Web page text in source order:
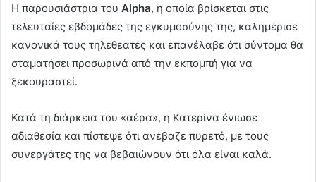
Η παρουσιάστρια του Alpha, η οποία βρίσκεται στις
τελευταίες εβδομάδες της εγκυμοσύνης της, καλημέρισε
κανονικά τους τηλεθεατές και επανέλαβε ότι σύντομα θα
σταματήσει προσωρινά από την εκπομπή για να
ξεκουραστεί.
Κατά τη διάρκεια του «αέρα», η Κατερίνα ένιωσε
αδιαθεσία και πίστεψε ότι ανέβαζε πυρετό, με τους
συνεργάτες της να βεβαιώνουν ότι όλα είναι καλά.